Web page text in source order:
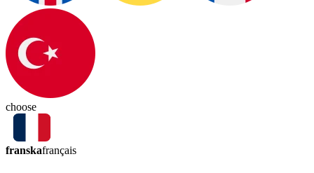
choose
franskafrançais